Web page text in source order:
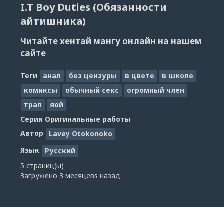
I.T Boy Duties (Обязанности
айтишника)
Читайте хентай мангу онлайн на нашем
сайте
Теги анал без цензуры в цвете
в школе
комиксы
обычный секс
огромный член
трап
яой
Серия Оригинальные работы
Автор
Lavey Otokonoko
Язык
Русский
5 страниц(ы)
Загружено 3 месяцевs назад